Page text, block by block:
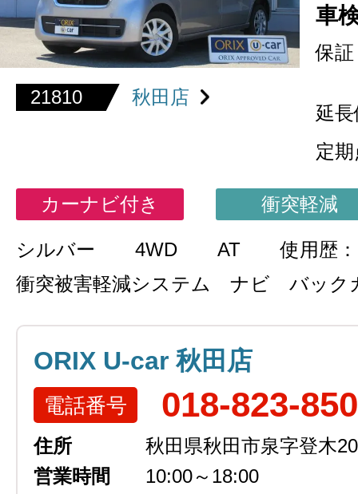
21810 秋田店
車
保証
延
定
カーナビ付き 衝突軽減
シルバー 4WD AT
使用歴
衝突被害軽減システム ナビ バック
ORIX U-car 秋田店
電話番号 018-823-
住所
秋田県秋田市泉字登木
営業時間
10:00～18:00